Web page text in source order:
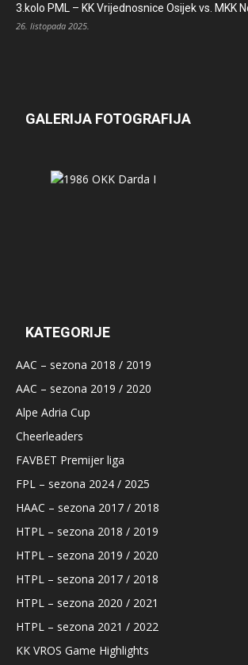
3.kolo PML – KK Vrijednosnice Osijek vs. MKK
26. listopada 2025.
GALERIJA FOTOGRAFIJA
KATEGORIJE
AAC – sezona 2018 / 2019
AAC – sezona 2019 / 2020
Alpe Adria Cup
Cheerleaders
FAVBET Premijer liga
FPL – sezona 2024 / 2025
HAAC – sezona 2017 / 2018
HTPL – sezona 2018 / 2019
HTPL – sezona 2019 / 2020
HTPL – sezona 2017 / 2018
HTPL – sezona 2020 / 2021
HTPL – sezona 2021 / 2022
KK VROS Game Highlights